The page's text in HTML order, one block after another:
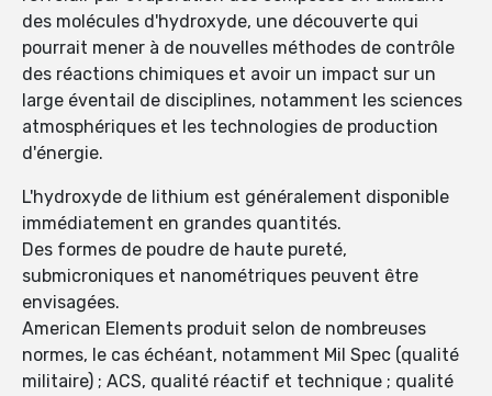
des molécules d'hydroxyde, une découverte qui
pourrait mener à de nouvelles méthodes de contrôle
des réactions chimiques et avoir un impact sur un
large éventail de disciplines, notamment les sciences
atmosphériques et les technologies de production
d'énergie.
L'hydroxyde de lithium est généralement disponible
immédiatement en grandes quantités.
Des formes de poudre de haute pureté,
submicroniques et nanométriques peuvent être
envisagées.
American Elements produit selon de nombreuses
normes, le cas échéant, notamment Mil Spec (qualité
militaire) ; ACS, qualité réactif et technique ; qualité